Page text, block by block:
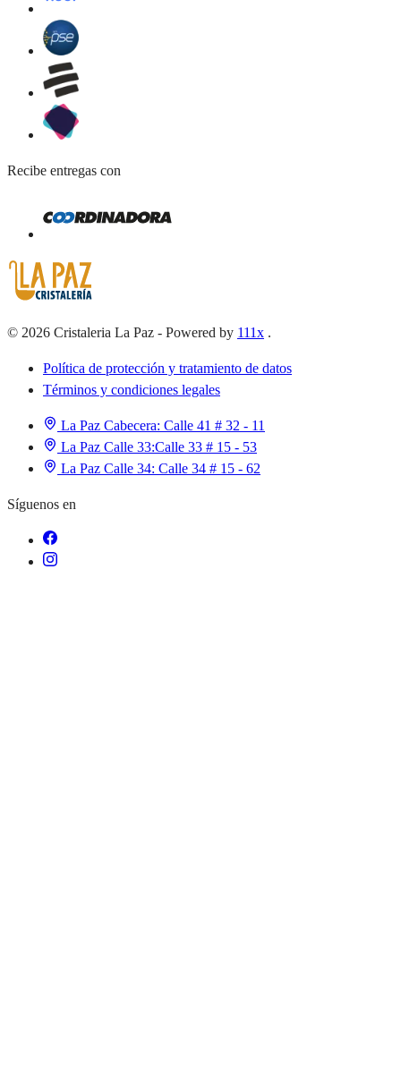
Recibe entregas con
© 2026 Cristaleria La Paz - Powered by 111x .
Política de protección y tratamiento de datos
Términos y condiciones legales
La Paz Cabecera: Calle 41 # 32 - 11
La Paz Calle 33:Calle 33 # 15 - 53
La Paz Calle 34: Calle 34 # 15 - 62
Síguenos en